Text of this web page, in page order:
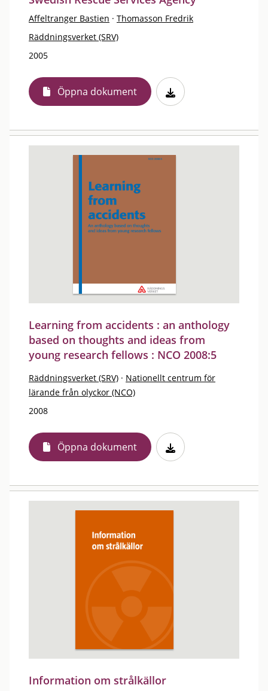
Affeltranger Bastien · Thomasson Fredrik
Räddningsverket (SRV)
2005
Öppna dokument
Learning from accidents : an anthology
based on thoughts and ideas from
young research fellows : NCO 2008:5
Räddningsverket (SRV) · Nationellt centrum för
lärande från olyckor (NCO)
2008
Öppna dokument
Information om strålkällor